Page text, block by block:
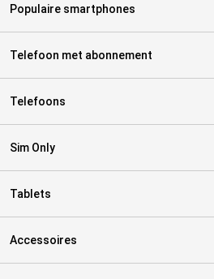
Populaire smartphones
Telefoon met abonnement
Telefoons
Sim Only
Tablets
Accessoires